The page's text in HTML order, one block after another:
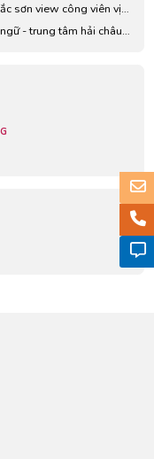
sơn view công viên vị
nẵng
- trung tâm hải châu -